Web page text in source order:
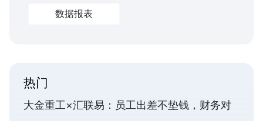
数据报表
热门
大金重工×汇联易：员工出差不垫钱，财务对